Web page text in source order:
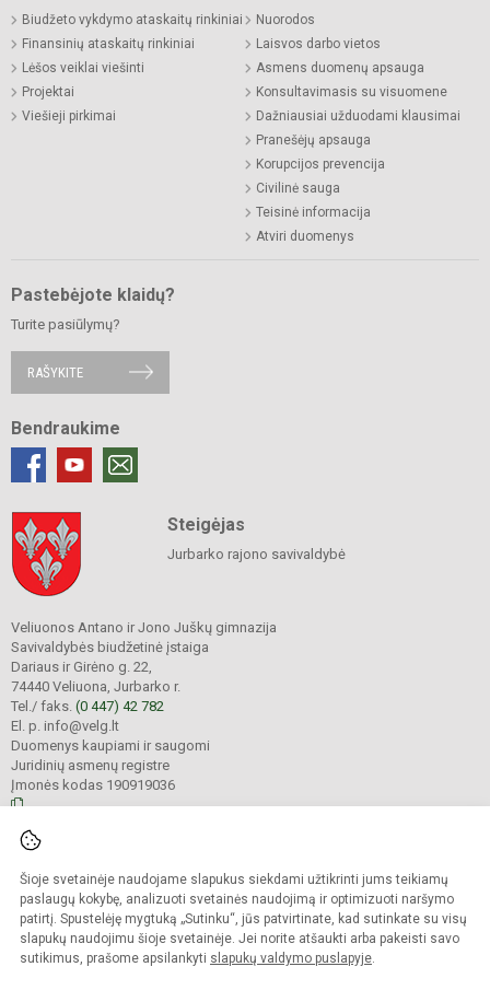
Šioje svetainėje naudojame slapukus siekdami užtikrinti jums teikiamų
paslaugų kokybę, analizuoti svetainės naudojimą ir optimizuoti naršymo
patirtį. Spustelėję mygtuką „Sutinku“, jūs patvirtinate, kad sutinkate su visų
slapukų naudojimu šioje svetainėje. Jei norite atšaukti arba pakeisti savo
sutikimus, prašome apsilankyti slapukų valdymo puslapyje.
Biudžeto vykdymo ataskaitų rinkiniai
Finansinių ataskaitų rinkiniai
Lėšos veiklai viešinti
Projektai
Viešieji pirkimai
Nuorodos
Laisvos darbo vietos
Asmens duomenų apsauga
Konsultavimasis su visuomene
Dažniausiai užduodami klausimai
Pranešėjų apsauga
Korupcijos prevencija
Civilinė sauga
Teisinė informacija
Atviri duomenys
Pastebėjote klaidų?
Turite pasiūlymų?
RAŠYKITE
Bendraukime
Steigėjas
Jurbarko rajono savivaldybė
Veliuonos Antano ir Jono Juškų gimnazija
Savivaldybės biudžetinė įstaiga
Dariaus ir Girėno g. 22,
74440 Veliuona, Jurbarko r.
Tel./ faks. (0 447) 42 782
El. p. info@velg.lt
Duomenys kaupiami ir saugomi
Juridinių asmenų registre
Įmonės kodas 190919036
Kopijuoti turinį be raštiško gimnazijos administracijos sutikimo griežtai
draudžiama.
Prieinamumo paraiška Slapukų valdymas
Sumanus būdas atnaujinti